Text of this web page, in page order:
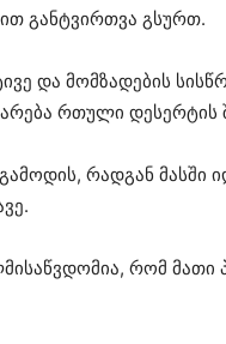
განტვირთვა გსურთ.
და მომზადების
რთული დესერტის
რადგან მასში
რომ მათი